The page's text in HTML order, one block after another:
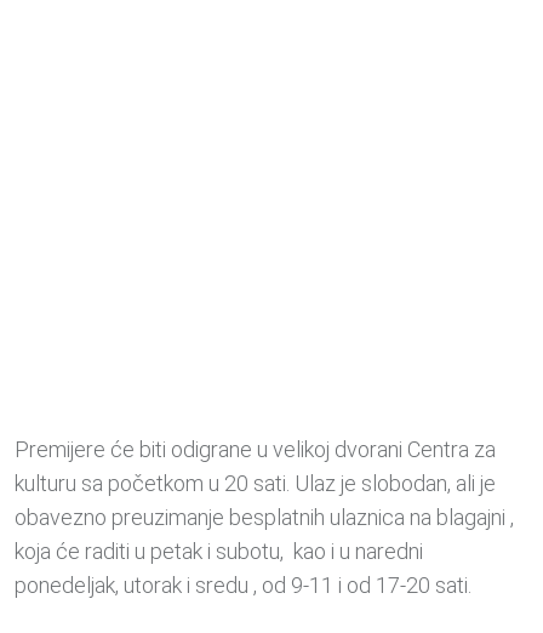
Premijere će biti odigrane u velikoj dvorani Centra za
kulturu sa početkom u 20 sati. Ulaz je slobodan, ali je
obavezno preuzimanje besplatnih ulaznica na blagajni ,
koja će raditi u petak i subotu, kao i u naredni
ponedeljak, utorak i sredu , od 9-11 i od 17-20 sati.